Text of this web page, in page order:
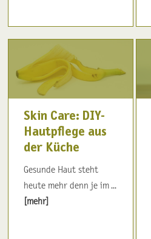
Skin Care: DIY-
Hautpflege aus
der Küche
Gesunde Haut steht
heute mehr denn je im ...
[mehr]